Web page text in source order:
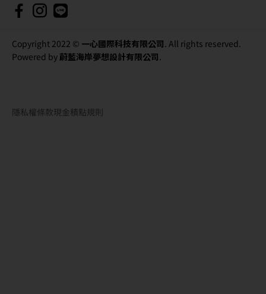
Copyright 2022 © 一心國際科技有限公司. All rights reserved.
Powered by 蔚藍海岸夢想設計有限公司.
隱私權條款現金積點規則